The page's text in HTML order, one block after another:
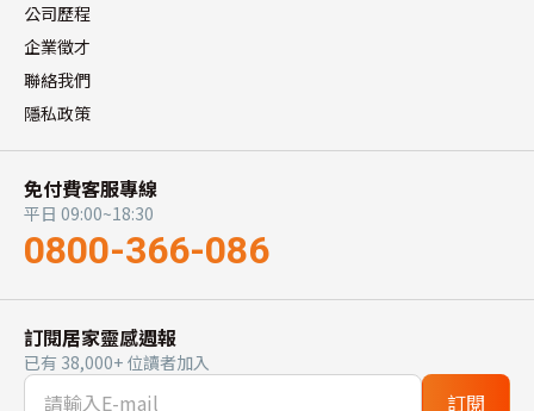
公司歷程
企業徵才
聯絡我們
隱私政策
免付費客服專線
平日 09:00~18:30
0800-366-086
訂閱居家靈感週報
已有 38,000+ 位讀者加入
訂閱